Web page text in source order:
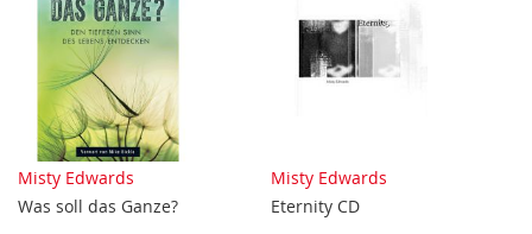
Misty Edwards
Was soll das Ganze?
Misty Edwards
Eternity CD